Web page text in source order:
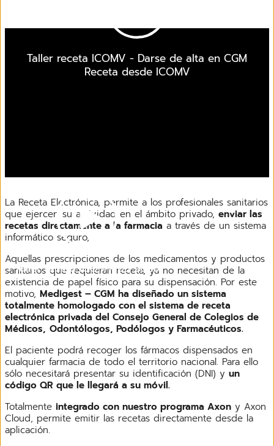
Taller receta ICOMV - Darse de alta en CGM
Receta desde ICOMV
Taller receta ICOMV 05 2026
La Receta Electrónica, permite a los profesionales sanitarios
que ejercen su actividad en el ámbito privado, enviar las
recetas directamente a la farmacia a través de un sistema
informático seguro,
Aquellas prescripciones de los medicamentos y productos
sanitarios que requieran receta, ya no necesitan de la
existencia de papel físico para su dispensación. Por este
motivo, Medigest – CGM ha diseñado un sistema
totalmente homologado con el sistema de receta
electrónica privada del Consejo General de Colegios de
Médicos, Odontólogos, Podólogos y Farmacéuticos.
El paciente podrá recoger los fármacos dispensados en
cualquier farmacia de todo el territorio nacional. Para ello
sólo necesitará presentar su identificación (DNI) y un
código QR que le llegará a su móvil.
Totalmente integrado con nuestro programa Axon y Axon
Cloud, permite emitir las recetas directamente desde la
aplicación.